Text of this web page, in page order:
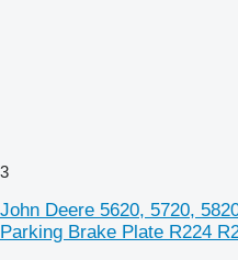
3
John Deere 5620, 5720,
Parking Brake Plate R224